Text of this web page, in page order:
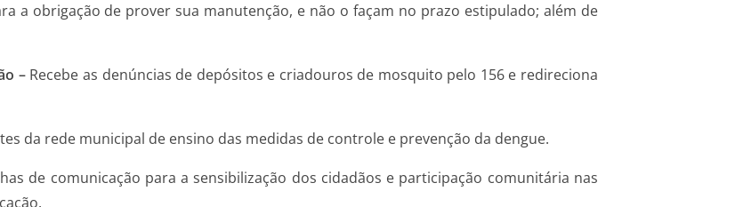
a obrigação de prover sua manutenção, e não o façam no prazo estipulado; além de
–Recebe as denúncias de depósitos e criadouros de mosquito pelo 156 e redireciona
da rede municipal de ensino das medidas de controle e prevenção da dengue.
de comunicação para a sensibilização dos cidadãos e participação comunitária nas